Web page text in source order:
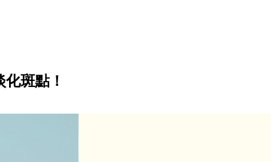
斑點！